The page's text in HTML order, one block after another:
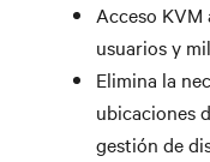
Acceso
usuarios y
Elimina la
ubicaciones
gestión de